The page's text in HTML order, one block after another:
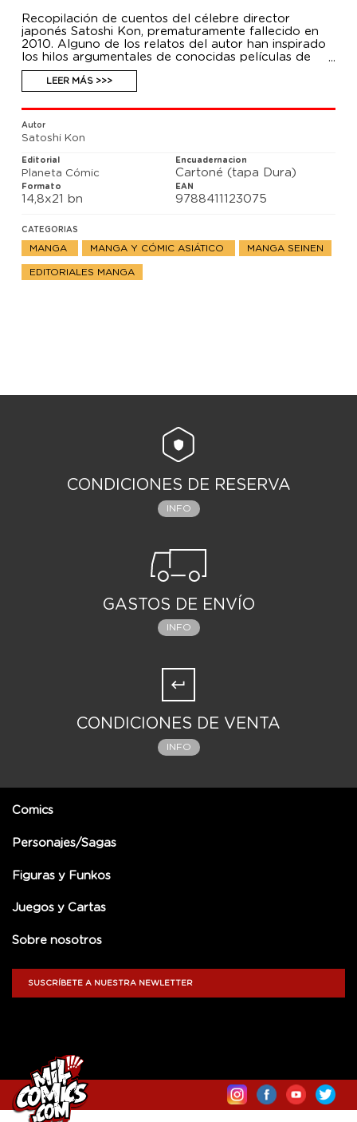
Recopilación de cuentos del célebre director
japonés Satoshi Kon, prematuramente fallecido en
2010. Alguno de los relatos del autor han inspirado
los hilos argumentales de conocidas películas de
Hollywood, dirigidas por realizadores de
contrastado prestigo: Minority Report de Steven
Spielberg o Inception de Christopher Nolan.
LEER MÁS >>>
Autor
Satoshi Kon
Editorial
Planeta Cómic
Encuadernacion
Cartoné (tapa Dura)
Formato
14,8x21 bn
EAN
9788411123075
CATEGORIAS
MANGA MANGA Y CÓMIC ASIÁTICO MANGA SEINEN
EDITORIALES MANGA
CONDICIONES DE RESERVA
INFO
GASTOS DE ENVÍO
INFO
CONDICIONES DE VENTA
INFO
Comics
Personajes/Sagas
Figuras y Funkos
Juegos y Cartas
Sobre nosotros
SUSCRÍBETE A NUESTRA NEWLETTER